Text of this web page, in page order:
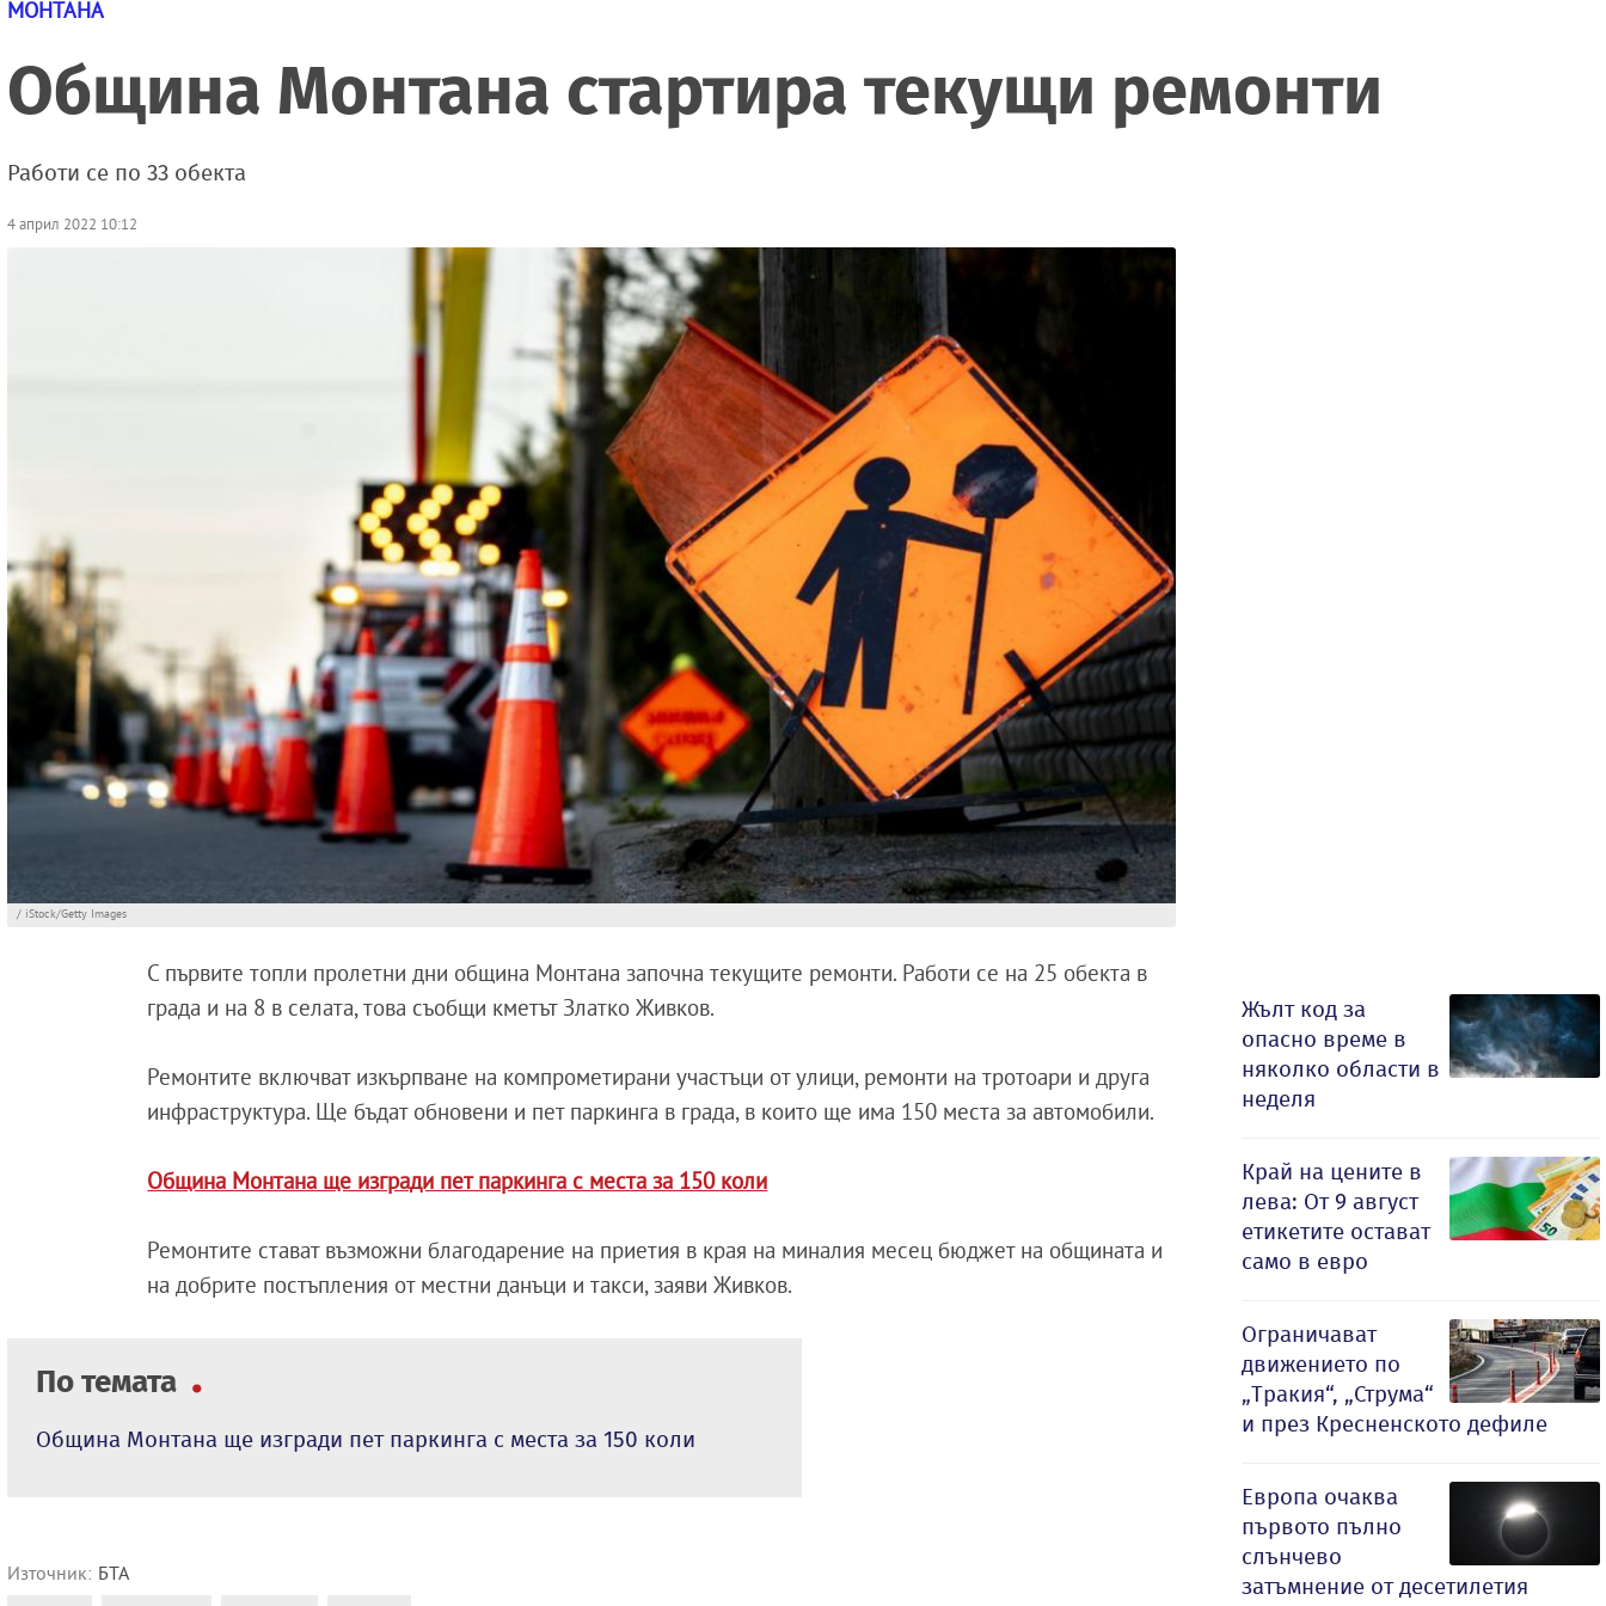
МОНТАНА
Община Монтана стартира текущи ремонти
Работи се по 33 обекта
4 април 2022 10:12
/ iStock/Getty Images
С първите топли пролетни дни община Монтана започна текущите ремонти. Работи се на 25 обекта в
града и на 8 в селата, това съобщи кметът Златко Живков.
Ремонтите включват изкърпване на компрометирани участъци от улици, ремонти на тротоари и друга
инфраструктура. Ще бъдат обновени и пет паркинга в града, в които ще има 150 места за автомобили.
Община Монтана ще изгради пет паркинга с места за 150 коли
Ремонтите стават възможни благодарение на приетия в края на миналия месец бюджет на общината и
на добрите постъпления от местни данъци и такси, заяви Живков.
По темата
Община Монтана ще изгради пет паркинга с места за 150 коли
Източник: БТА
Жълт код за
опасно време в
няколко области в
неделя
Край на цените в
лева: От 9 август
етикетите остават
само в евро
Ограничават
движението по
„Тракия“, „Струма“
и през Кресненското дефиле
Европа очаква
първото пълно
слънчево
затъмнение от десетилетия